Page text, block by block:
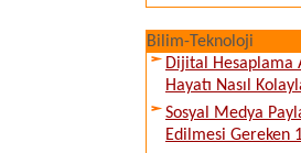
Bilim-Teknoloji
Dijital Hesaplama
Hayatı Nasıl
Sosyal Medya
Edilmesi Gereken